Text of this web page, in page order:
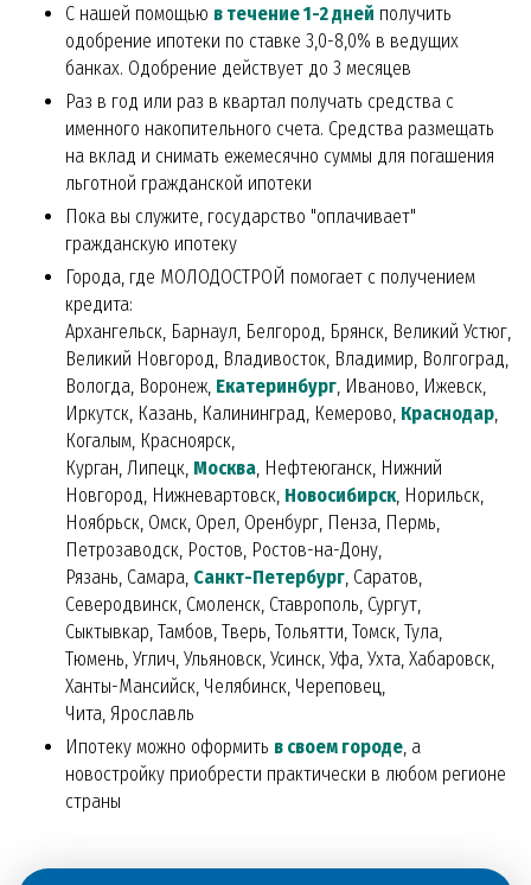
С нашей помощью в течение 1-2 дней получить
одобрение ипотеки по ставке 3,0-8,0% в ведущих
банках. Одобрение действует до 3 месяцев
Раз в год или раз в квартал получать средства с
именного накопительного счета. Средства размещать
на вклад и снимать ежемесячно суммы для погашения
льготной гражданской ипотеки
Пока вы служите, государство "оплачивает"
гражданскую ипотеку
Города, где МОЛОДОСТРОЙ помогает с получением
кредита:
Архангельск, Барнаул, Белгород, Брянск, Великий Устюг,
Великий Новгород, Владивосток, Владимир, Волгоград,
Вологда, Воронеж, Екатеринбург , Иваново, Ижевск,
Иркутск, Казань, Калининград, Кемерово, Краснодар
Когалым, Красноярск,
Курган, Липецк, Москва , Нефтеюганск, Нижний
Новгород, Нижневартовск, Новосибирск , Норильск,
Ноябрьск, Омск, Орел, Оренбург, Пенза, Пермь,
Петрозаводск, Ростов, Ростов-на-Дону,
Рязань, Самара, Санкт-Петербург , Саратов,
Северодвинск, Смоленск, Ставрополь, Сургут,
Сыктывкар, Тамбов, Тверь, Тольятти, Томск, Тула,
Тюмень, Углич, Ульяновск, Усинск, Уфа, Ухта, Хабаровск,
Ханты-Мансийск, Челябинск, Череповец,
Чита, Ярославль
Ипотеку можно оформить в своем городе , а
новостройку приобрести практически в любом регионе
страны